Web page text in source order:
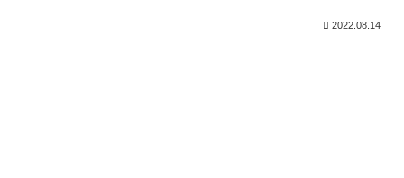
2022.08.14